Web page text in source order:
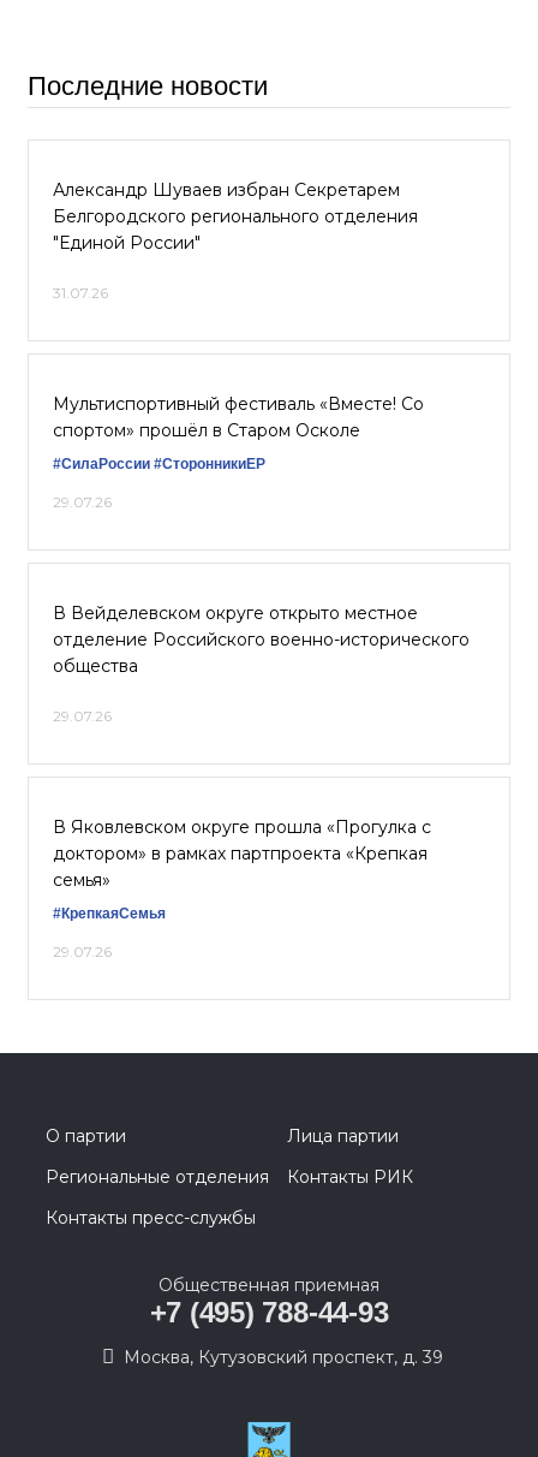
Последние новости
Александр Шуваев избран Секретарем
Белгородского регионального отделения
"Единой России"
31.07.26
Мультиспортивный фестиваль «Вместе! Со
спортом» прошёл в Старом Осколе
#СилаРоссии #СторонникиЕР
29.07.26
В Вейделевском округе открыто местное
отделение Российского военно-исторического
общества
29.07.26
В Яковлевском округе прошла «Прогулка с
доктором» в рамках партпроекта «Крепкая
семья»
#КрепкаяСемья
29.07.26
О партии
Лица партии
Региональные отделения
Контакты РИК
Контакты пресс-службы
Общественная приемная
+7 (495) 788-44-93
Москва, Кутузовский проспект, д. 39